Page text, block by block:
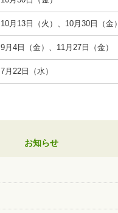
お知らせ
10月13日（火）、10月30日（金）
9月4日（金）、11月27日（金）
7月22日（水）